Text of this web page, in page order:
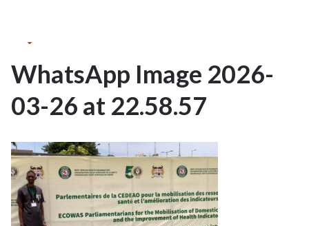
1
AVR 2026
WhatsApp Image 2026-
03-26 at 22.58.57